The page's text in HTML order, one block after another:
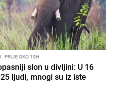
I PRIJE OKO 19H
slon u divljini: U 16
ljudi, mnogi su iz iste